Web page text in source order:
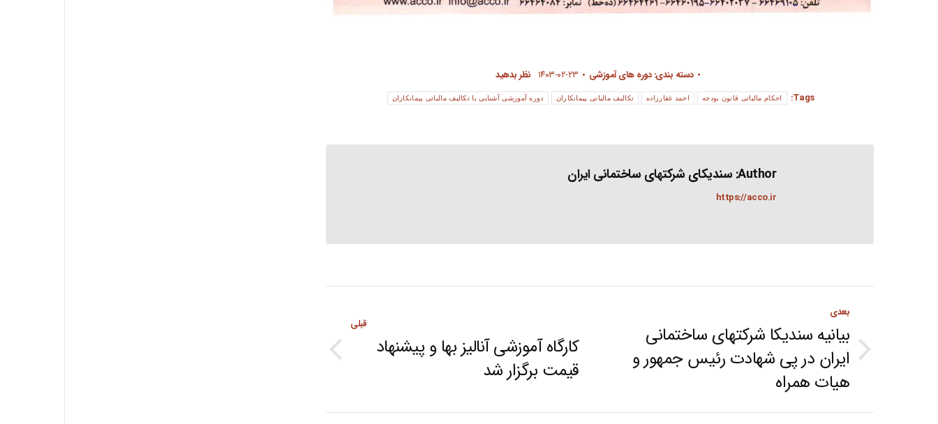
دسته بندی:دوره های آموزشی ۱۴۰۳-۰۲-۲۳ نظر بدهید
Tags:
احکام مالیاتی قانون بودجه احمد غفارزاده تکالیف مالیاتی پیمانکاران دوره آموزشی آشنایی با تکالیف مالیاتی پیمانکاران
Author: سندیکای شرکتهای ساختمانی ایران
https://acco.ir
Post
navigation قبلی
Previous
کارگاه آموزشی آنالیز بها و پیشنهاد
قیمت برگزار شد
بعدی
Next
post:
بیانیه سندیکا شرکتهای ساختمانی
ایران در پی شهادت رئیس جمهور و
هیات همراه